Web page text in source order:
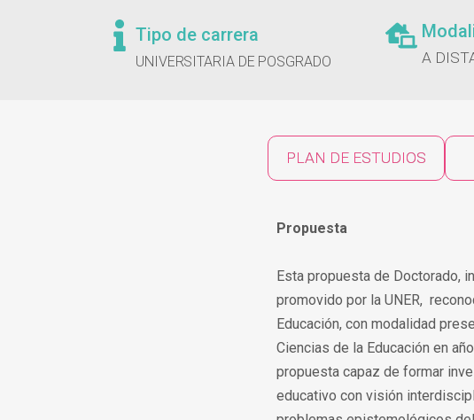
Tipo de carrera
UNIVERSITARIA DE POSGRADO A
PLAN DE ESTUDIOS
Propuesta
Esta propuesta de Doctorado,
promovido por la UNER,
Educación, con modalidad
Ciencias de la Educación en
propuesta capaz de formar
educativo con visión